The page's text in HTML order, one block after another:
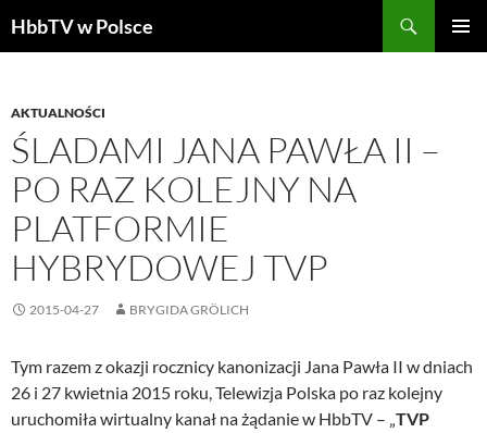
HbbTV w Polsce
AKTUALNOŚCI
ŚLADAMI JANA PAWŁA II –
PO RAZ KOLEJNY NA
PLATFORMIE
HYBRYDOWEJ TVP
2015-04-27 BRYGIDA GRÖLICH
Tym razem z okazji rocznicy kanonizacji Jana Pawła II w dniach
26 i 27 kwietnia 2015 roku, Telewizja Polska po raz kolejny
uruchomiła wirtualny kanał na żądanie w HbbTV – „TVP